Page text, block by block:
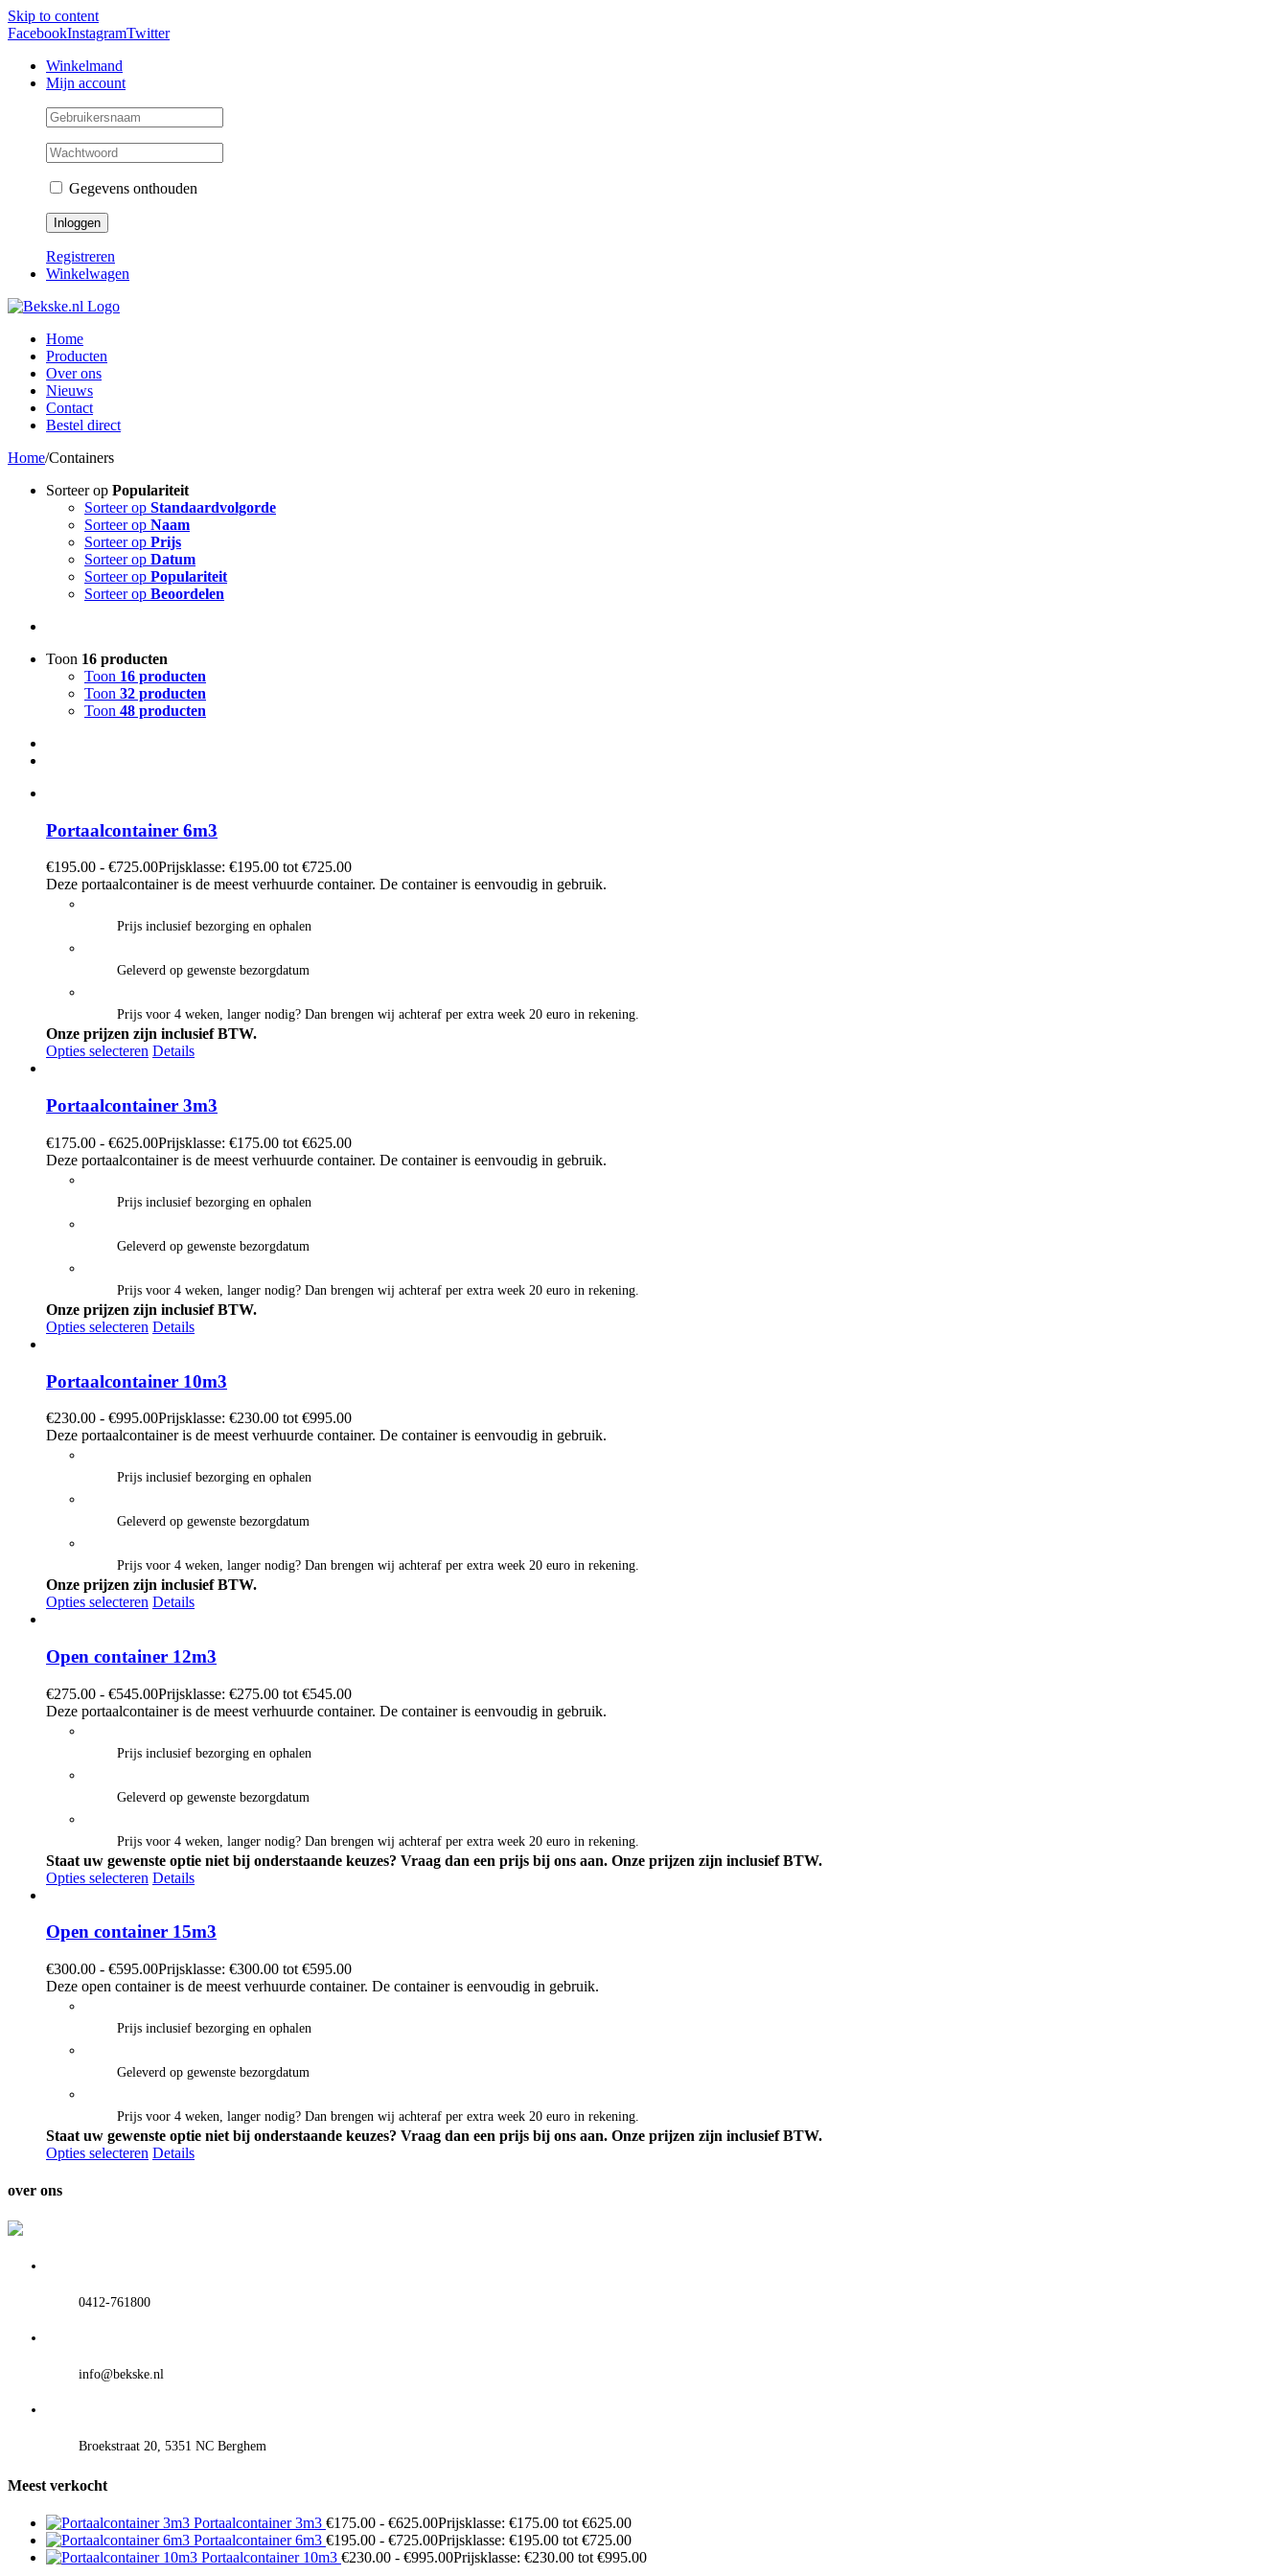
Skip to content
FacebookInstagramTwitter
Winkelmand
Mijn account
Gegevens onthouden
Registreren
Winkelwagen
Home
Producten
Over ons
Nieuws
Contact
Bestel direct
Home/Containers
Sorteer op Populariteit
Sorteer op Standaardvolgorde
Sorteer op Naam
Sorteer op Prijs
Sorteer op Datum
Sorteer op Populariteit
Sorteer op Beoordelen
Toon 16 producten
Toon 16 producten
Toon 32 producten
Toon 48 producten
Portaalcontainer 6m3
€195.00 - €725.00Prijsklasse: €195.00 tot €725.00
Deze portaalcontainer is de meest verhuurde container. De container is eenvoudig in gebruik.
Prijs inclusief bezorging en ophalen
Geleverd op gewenste bezorgdatum
Prijs voor 4 weken, langer nodig? Dan brengen wij achteraf per extra week 20 euro in rekening.
Onze prijzen zijn inclusief BTW.
Opties selecteren Details
Portaalcontainer 3m3
€175.00 - €625.00Prijsklasse: €175.00 tot €625.00
Deze portaalcontainer is de meest verhuurde container. De container is eenvoudig in gebruik.
Prijs inclusief bezorging en ophalen
Geleverd op gewenste bezorgdatum
Prijs voor 4 weken, langer nodig? Dan brengen wij achteraf per extra week 20 euro in rekening.
Onze prijzen zijn inclusief BTW.
Opties selecteren Details
Portaalcontainer 10m3
€230.00 - €995.00Prijsklasse: €230.00 tot €995.00
Deze portaalcontainer is de meest verhuurde container. De container is eenvoudig in gebruik.
Prijs inclusief bezorging en ophalen
Geleverd op gewenste bezorgdatum
Prijs voor 4 weken, langer nodig? Dan brengen wij achteraf per extra week 20 euro in rekening.
Onze prijzen zijn inclusief BTW.
Opties selecteren Details
Open container 12m3
€275.00 - €545.00Prijsklasse: €275.00 tot €545.00
Deze portaalcontainer is de meest verhuurde container. De container is eenvoudig in gebruik.
Prijs inclusief bezorging en ophalen
Geleverd op gewenste bezorgdatum
Prijs voor 4 weken, langer nodig? Dan brengen wij achteraf per extra week 20 euro in rekening.
Staat uw gewenste optie niet bij onderstaande keuzes? Vraag dan een prijs bij ons aan. Onze prijzen zijn inclusief BTW.
Opties selecteren Details
Open container 15m3
€300.00 - €595.00Prijsklasse: €300.00 tot €595.00
Deze open container is de meest verhuurde container. De container is eenvoudig in gebruik.
Prijs inclusief bezorging en ophalen
Geleverd op gewenste bezorgdatum
Prijs voor 4 weken, langer nodig? Dan brengen wij achteraf per extra week 20 euro in rekening.
Staat uw gewenste optie niet bij onderstaande keuzes? Vraag dan een prijs bij ons aan. Onze prijzen zijn inclusief BTW.
Opties selecteren Details
over ons
0412-761800
info@bekske.nl
Broekstraat 20, 5351 NC Berghem
Meest verkocht
Portaalcontainer 3m3 €175.00 - €625.00Prijsklasse: €175.00 tot €625.00
Portaalcontainer 6m3 €195.00 - €725.00Prijsklasse: €195.00 tot €725.00
Portaalcontainer 10m3 €230.00 - €995.00Prijsklasse: €230.00 tot €995.00